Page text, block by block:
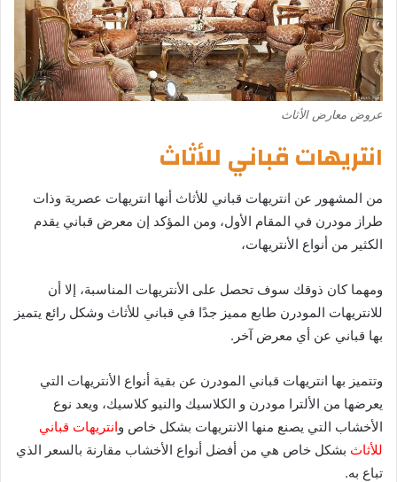
عروض معارض الأثاث
انتريهات قباني للأثاث
من المشهور عن انتريهات قباني للأثاث أنها انتريهات عصرية وذات
طراز مودرن في المقام الأول، ومن المؤكد إن معرض قباني يقدم
الكثير من أنواع الأنتريهات،
ومهما كان ذوقك سوف تحصل على الأنتريهات المناسبة، إلا أن
للانتريهات المودرن طابع مميز جدًا في قباني للأثاث وشكل رائع يتميز
بها قباني عن أي معرض آخر.
وتتميز بها انتريهات قباني المودرن عن بقية أنواع الأنتريهات التي
يعرضها من الألترا مودرن و الكلاسيك والنيو كلاسيك، ويعد نوع
الأخشاب التي يصنع منها الانتريهات بشكل خاص وانتريهات قباني
للأثاث بشكل خاص هي من أفضل أنواع الأخشاب مقارنة بالسعر الذي
تباع به.